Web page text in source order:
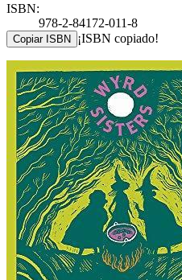
ISBN:
978-2-84172-011-8
Copiar ISBN ¡ISBN copiado!